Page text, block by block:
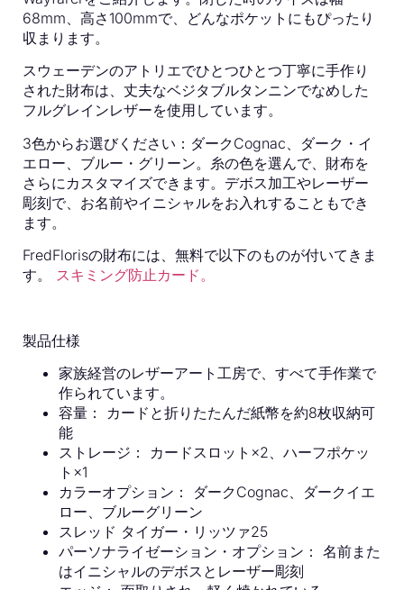
68mm、高さ100mmで、どんなポケットにもぴったり
収まります。
スウェーデンのアトリエでひとつひとつ丁寧に手作り
された財布は、丈夫なベジタブルタンニンでなめした
フルグレインレザーを使用しています。
3色からお選びください：ダークCognac、ダーク・イ
エロー、ブルー・グリーン。糸の色を選んで、財布を
さらにカスタマイズできます。デボス加工やレーザー
彫刻で、お名前やイニシャルをお入れすることもでき
ます。
FredFlorisの財布には、無料で以下のものが付いてきま
す。 スキミング防止カード。
製品仕様
家族経営のレザーアート工房で、すべて手作業で
作られています。
容量：
カードと折りたたんだ紙幣を約8枚収納可
能
ストレージ：
カードスロット×2、ハーフポケッ
ト×1
カラーオプション：
ダークCognac、ダークイエ
ロー、ブルーグリーン
スレッド タイガー・リッツァ25
パーソナライゼーション・オプション： 名前また
はイニシャルのデボスとレーザー彫刻